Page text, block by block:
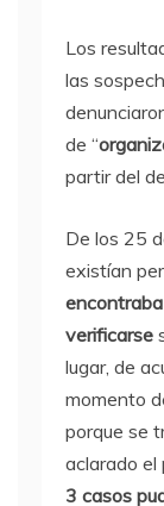
Los
las
de “
partir del
De los 25
existían
verificarse
lugar, de
momento
porque se
aclarado el
3 casos